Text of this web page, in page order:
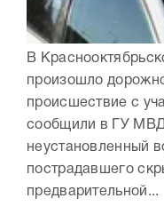
В
произошло
происшествие с
сообщили в ГУ МВД
неустановленный
пострадавшего
предварительной...